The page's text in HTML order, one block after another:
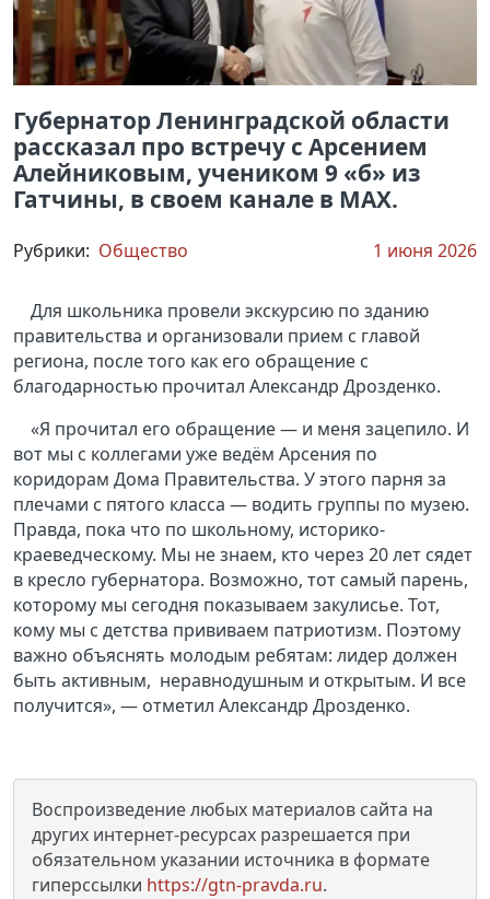
Губернатор Ленинградской области
рассказал про встречу с Арсением
Алейниковым, учеником 9 «б» из
Гатчины, в своем канале в MAX.
Рубрики: Общество 1 июня 2026
Для школьника провели экскурсию по зданию
правительства и организовали прием с главой
региона, после того как его обращение с
благодарностью прочитал Александр Дрозденко.
«Я прочитал его обращение — и меня зацепило. И
вот мы с коллегами уже ведём Арсения по
коридорам Дома Правительства. У этого парня за
плечами с пятого класса — водить группы по музею.
Правда, пока что по школьному, историко-
краеведческому. Мы не знаем, кто через 20 лет сядет
в кресло губернатора. Возможно, тот самый парень,
которому мы сегодня показываем закулисье. Тот,
кому мы с детства прививаем патриотизм. Поэтому
важно объяснять молодым ребятам: лидер должен
быть активным, неравнодушным и открытым. И все
получится», — отметил Александр Дрозденко.
Воспроизведение любых материалов сайта на
других интернет-ресурсах разрешается при
обязательном указании источника в формате
гиперссылки https://gtn-pravda.ru.